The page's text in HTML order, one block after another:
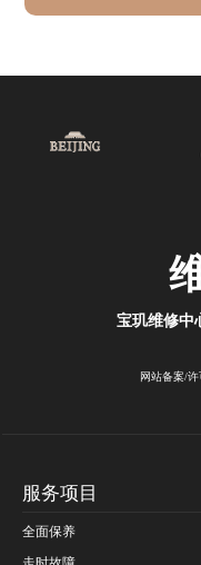
宝玑维修中
网站备案/许
服务项目
全面保养